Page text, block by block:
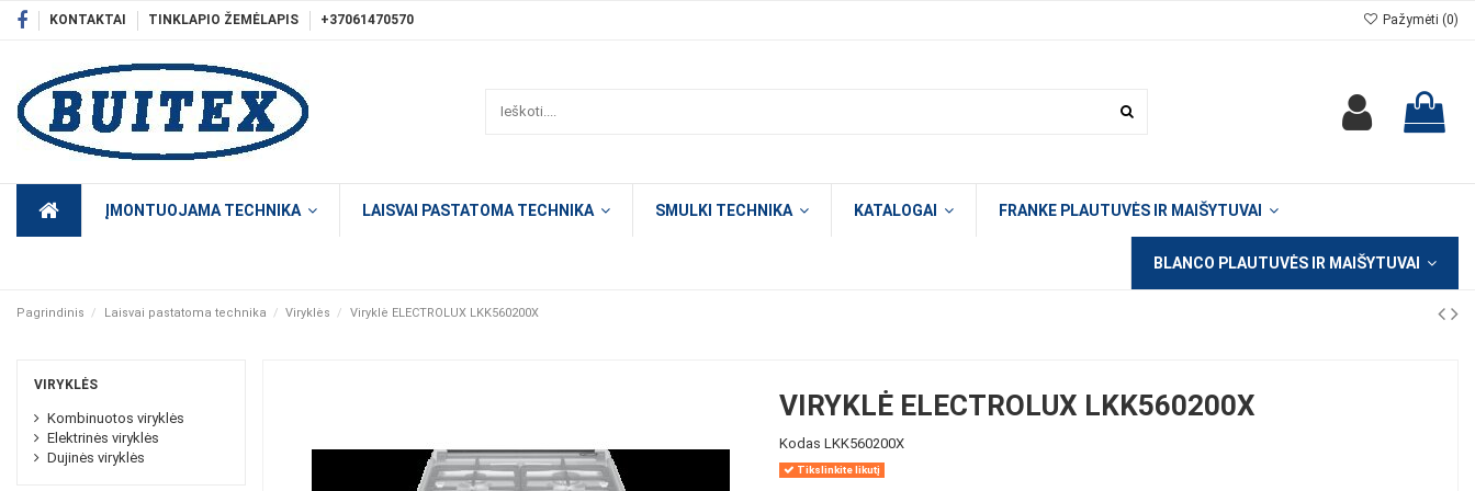
KONTAKTAI TINKLAPIO ŽEMĖLAPIS +37061470570 Pažymėti (0)
ĮMONTUOJAMA TECHNIKA LAISVAI PASTATOMA TECHNIKA SMULKI TECHNIKA KATALOGAI FRANKE PLAUTUVĖS IR MAIŠYTUVAI
BLANCO PLAUTUVĖS IR MAIŠYTUVAI
Pagrindinis Laisvai pastatoma technika Viryklės Viryklė ELECTROLUX LKK560200X
VIRYKLĖ ELECTROLUX LKK560200X
Kodas LKK560200X
Tikslinkite likutį
VIRYKLĖS
Kombinuotos viryklės
Elektrinės viryklės
Dujinės viryklės